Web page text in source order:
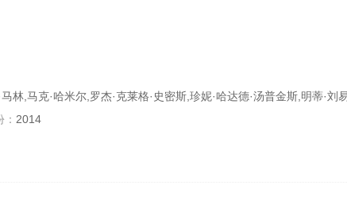
林,马克·哈米尔,罗杰·克莱格·史密斯,珍妮·哈达德·汤普金斯,明蒂·刘
2014